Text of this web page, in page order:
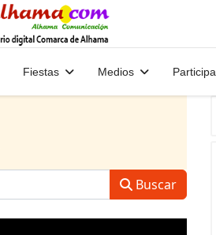
Fiestas Medios Participa
Buscar